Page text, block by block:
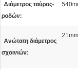
Διάμετρος ταύρος-
ροδών:
Ανώτατη διάμετρος
σχοινιών:
21mm